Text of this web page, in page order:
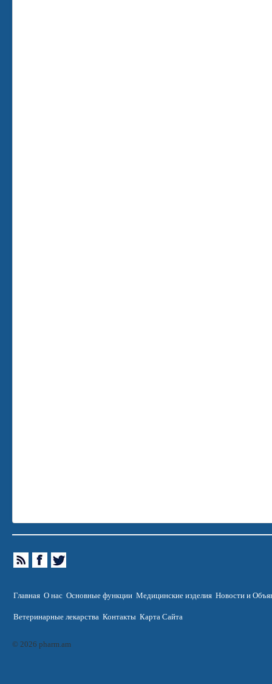
Главная О нас Основные функции Медицинские изделия Новости и
Ветеринарные лекарства Контакты Карта Сайта
© 2026 pharm.am